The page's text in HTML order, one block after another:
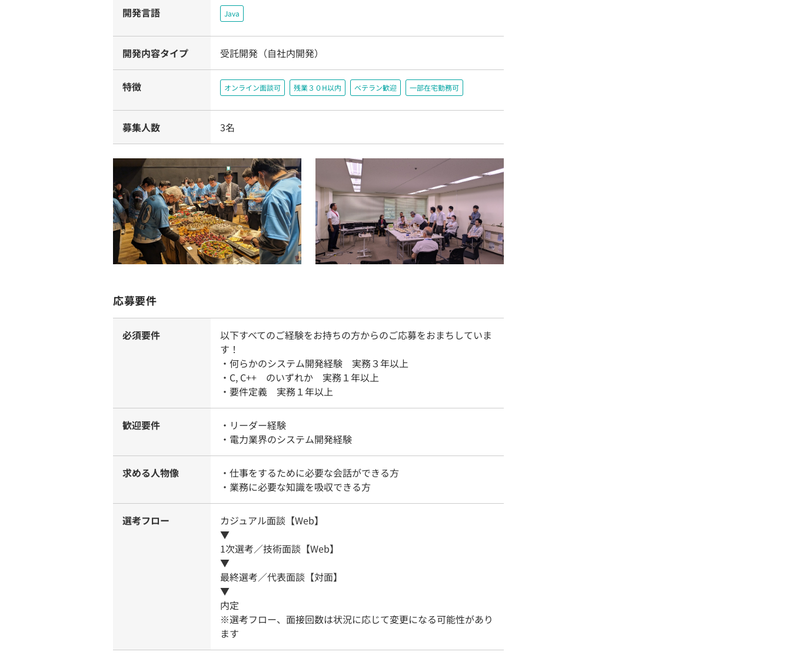
開発言語 Java
開発内容タイプ 受託開発（自社内開発）
特徴 オンライン面談可 残業３０H以内 ベテラン歓迎 一部在宅勤務可
募集人数 3名
応募要件
必須要件
以下すべてのご経験をお持ちの方からのご応募をおまちしていま
す！
・何らかのシステム開発経験 実務３年以上
・C, C++ のいずれか 実務１年以上
・要件定義 実務１年以上
歓迎要件
・リーダー経験
・電力業界のシステム開発経験
求める人物像
・仕事をするために必要な会話ができる方
・業務に必要な知識を吸収できる方
選考フロー
カジュアル面談【Web】
▼
1次選考／技術面談【Web】
▼
最終選考／代表面談【対面】
▼
内定
※選考フロー、面接回数は状況に応じて変更になる可能性があり
ます